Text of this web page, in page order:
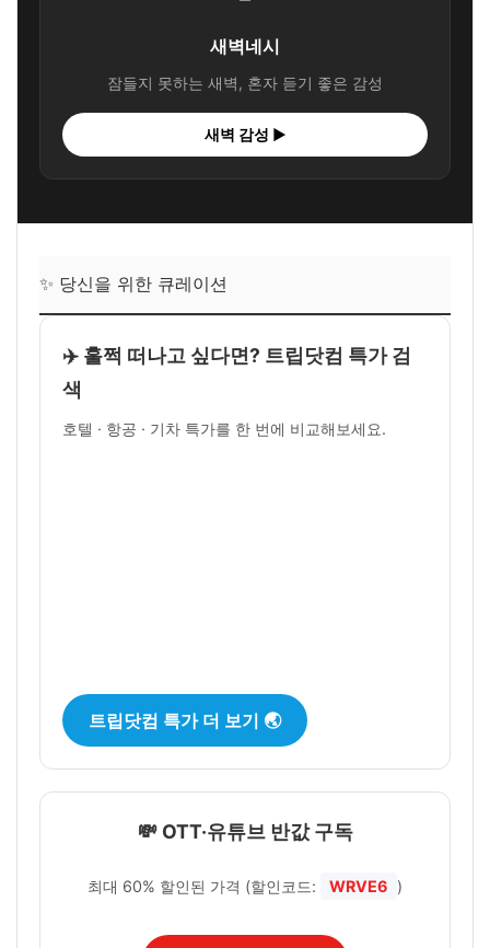
새벽네시
잠들지 못하는 새벽, 혼자 듣기 좋은 감성
새벽 감성 ▶
✨ 당신을 위한 큐레이션
✈️ 훌쩍 떠나고 싶다면? 트립닷컴 특가 검
색
호텔 · 항공 · 기차 특가를 한 번에 비교해보세요.
트립닷컴 특가 더 보기 🌏
💸 OTT·유튜브 반값 구독
최대 60% 할인된 가격 (할인코드: WRVE6 )